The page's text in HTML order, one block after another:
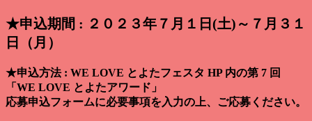
★申込期間 : ２０２３年７月１日(土)～７月３１
日（月）
★申込方法 : WE LOVE とよたフェスタ HP 内の第 7 回
「WE LOVE とよたアワード」
応募申込フォームに必要事項を入力の上、ご応募ください。